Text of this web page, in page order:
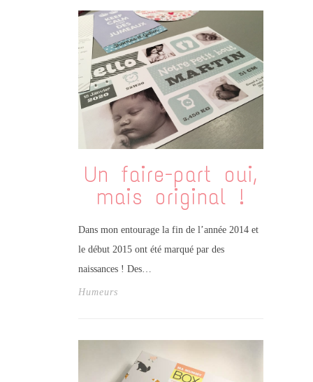
Un faire-part oui,
mais original !
Dans mon entourage la fin de l’année 2014 et
le début 2015 ont été marqué par des
naissances ! Des…
Humeurs